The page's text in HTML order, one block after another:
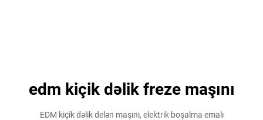
edm kiçik dəlik freze maşını
EDM kiçik dəlik delən maşını, elektrik boşalma emalı